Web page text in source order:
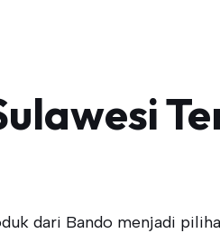
dari Bando menjadi